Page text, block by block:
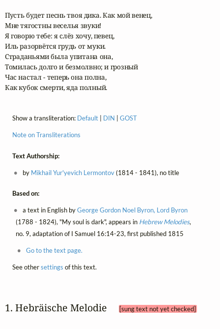
Пусть будет песнь твоя дика. Как мой венец,
Мне тягостны веселья звуки!
Я говорю тебе: я слёз хочу, певец,
Иль разорвётся грудь от муки.
Страданьями была упитана она,
Томилась долго и безмолвно; и грозный
Час настал - теперь она полна,
Как кубок смерти, яда полный.
Show a transliteration: Default| DIN GOST
Note on Transliterations
Text Authorship:
by Mikhail Yur'yevich Lermontov(1814 - 1841), no title
Based on:
a text in English byGeorge Gordon Noel Byron, Lord Byron
(1788 - 1824), "My soul is dark", appears in Hebrew Melodies,
no. 9, adaptation of I Samuel 16:14-23, first published 1815
Go to the text page.
See othersettings of this text.
1. Hebräische Melodie [sung text not yet checked]